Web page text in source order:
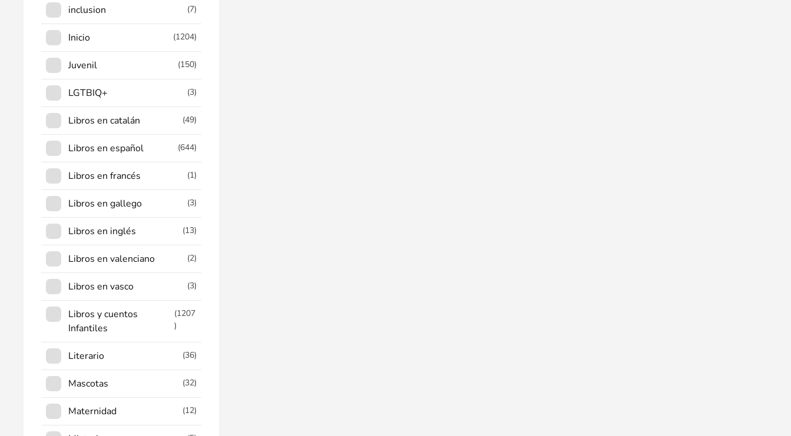
inclusion (7)
Inicio (1204)
Juvenil (150)
LGTBIQ+ (3)
Libros en catalán (49)
Libros en español (644)
Libros en francés (1)
Libros en gallego (3)
Libros en inglés (13)
Libros en valenciano (2)
Libros en vasco (3)
Libros y cuentos
Infantiles
(1207
)
Literario (36)
Mascotas (32)
Maternidad (12)